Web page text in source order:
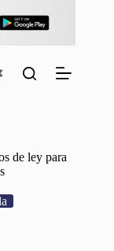
de ley para